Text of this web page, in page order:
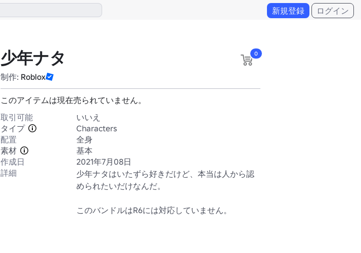
新規登録 ログイン
少年ナタ
制作: Roblox
0
このアイテムは現在売られていません。
取引可能
いいえ
タイプ
Characters
配置
全身
素材
基本
作成日
2021年7月08日
詳細
少年ナタはいたずら好きだけど、本当は人から認
められたいだけなんだ。
このバンドルはR6には対応していません。